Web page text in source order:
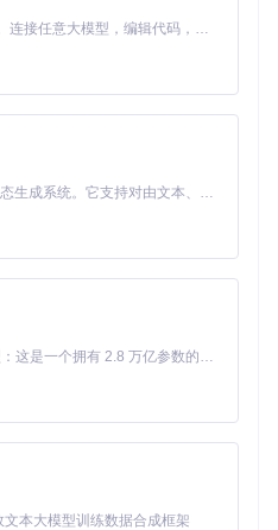
Claude Code 的开源替代方案。连接任意大模型，编辑代码，运行命令，自动验证 — 全自动执行。用 Rust 构建，极致性能。 ｜ An open-source alternative to Claude Code. Connect any LLM, edit code, run commands, and verify changes — autonomously. Built in Rust for speed. Get Started
MiniMax H3 是一个通用的全模态生成系统。它支持对由文本、图像、视频和音频组成的多模态上下文进行统一理解，并能生成分辨率高达 2K、时长可达 15 秒的带原生立体声音频的视频。得益于面向任务泛化的系统设计，H3 在预训练阶段就已具备广泛的多模态上下文理解与生成能力，能够出色地执行复杂的多模态指令。
Kimi K3 是Kimi能力最强的模型：这是一个拥有 2.8 万亿参数的混合专家（MoE）模型，具备原生视觉理解能力，并支持 100 万 token 的上下文窗口。
本大模型训练数据合成框架